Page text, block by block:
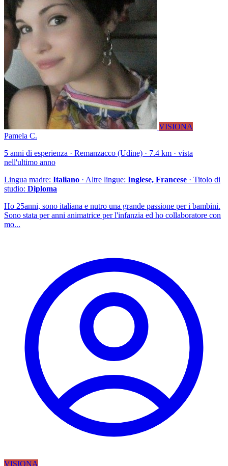
VISIONA
Pamela C.
5 anni di esperienza · Remanzacco (Udine) · 7.4 km · vista
nell'ultimo anno
Lingua madre: Italiano · Altre lingue: Inglese, Francese · Titolo di
studio: Diploma
Ho 25anni, sono italiana e nutro una grande passione per i bambini.
Sono stata per anni animatrice per l'infanzia ed ho collaboratore con
mo...
VISIONA